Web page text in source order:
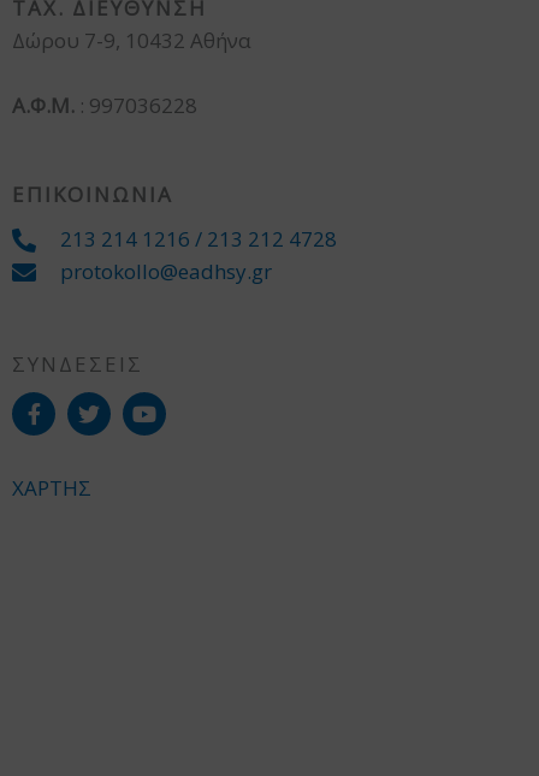
ΤΑΧ. ΔΙΕΥΘΥΝΣΗ
Δώρου 7-9, 10432 Αθήνα
Α.Φ.Μ. : 997036228
ΕΠΙΚΟΙΝΩΝΙΑ
213 214 1216 / 213 212 4728
protokollo@eadhsy.gr
ΣΥΝΔΕΣΕΙΣ
ΧΑΡΤΗΣ